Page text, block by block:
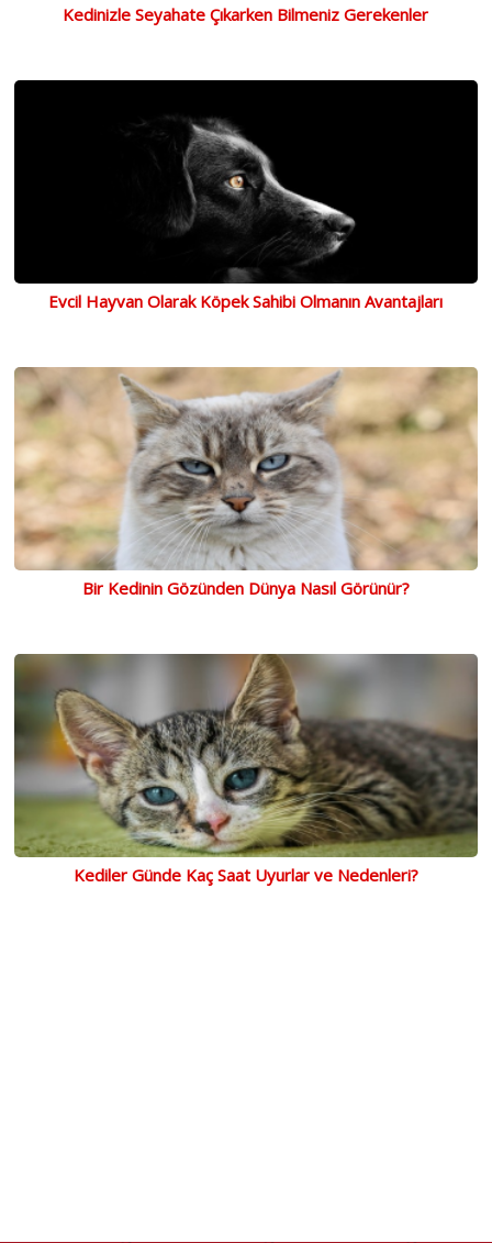
Kedinizle Seyahate Çıkarken Bilmeniz Gerekenler
Evcil Hayvan Olarak Köpek Sahibi Olmanın Avantajları
Bir Kedinin Gözünden Dünya Nasıl Görünür?
Kediler Günde Kaç Saat Uyurlar ve Nedenleri?